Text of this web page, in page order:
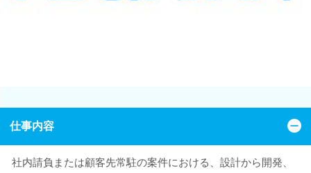
仕事内容
社内請負または顧客先常駐の案件における、設計から開発、